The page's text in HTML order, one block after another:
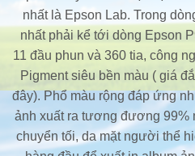
nhất là Epson Lab. Trong
nhất phải kể tới dòng Epson
11 đầu phun và 360 tia, công
Pigment siêu bền màu ( giá
đây). Phổ màu rộng đáp ứng
ảnh xuất ra tương đương 99%
chuyển tối, da mặt người thể